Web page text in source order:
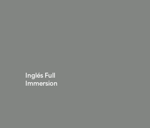
Inglés Full
Immersion